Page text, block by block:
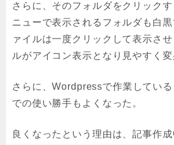
さらに、そのフォルダをクリック
ニューで表示されるフォルダも白
ァイルは一度クリックして表示さ
ルがアイコン表示となり見やすく変
さらに、Wordpressで作業してい
での使い勝手もよくなった。
良くなったという理由は、記事作